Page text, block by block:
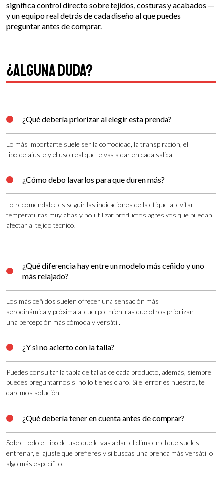
significa control directo sobre tejidos, costuras y acabados —
y un equipo real detrás de cada diseño al que puedes
preguntar antes de comprar.
¿Alguna duda?
 ¿Qué debería priorizar al elegir esta prenda?
Lo más importante suele ser la comodidad, la transpiración, el
tipo de ajuste y el uso real que le vas a dar en cada salida.
 ¿Cómo debo lavarlos para que duren más?
Lo recomendable es seguir las indicaciones de la etiqueta, evitar
temperaturas muy altas y no utilizar productos agresivos que puedan
afectar al tejido técnico.

¿Qué diferencia hay entre un modelo más ceñido y uno
más relajado?
Los más ceñidos suelen ofrecer una sensación más
aerodinámica y próxima al cuerpo, mientras que otros priorizan
una percepción más cómoda y versátil.
 ¿Y si no acierto con la talla?
Puedes consultar la tabla de tallas de cada producto, además, siempre
puedes preguntarnos si no lo tienes claro. Si el error es nuestro, te
daremos solución.
 ¿Qué debería tener en cuenta antes de comprar?
Sobre todo el tipo de uso que le vas a dar, el clima en el que sueles
entrenar, el ajuste que prefieres y si buscas una prenda más versátil o
algo más específico.